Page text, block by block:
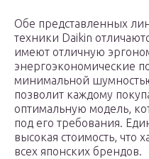
Обе представленных
техники Daikin
имеют отличную
энергоэкономические
минимальной
позволит каждому
оптимальную модель,
под его требования.
высокая стоимость, что
всех японских брендов.